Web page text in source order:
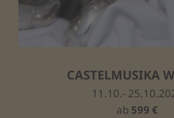
CASTELMUSIKA
11.10.-
ab 599 €